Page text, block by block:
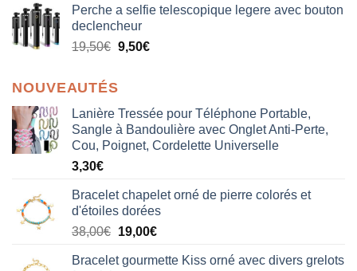
Perche a selfie telescopique legere avec bouton
declencheur
19,50€ 9,50€
NOUVEAUTÉS
Lanière Tressée pour Téléphone Portable,
Sangle à Bandoulière avec Onglet Anti-Perte,
Cou, Poignet, Cordelette Universelle
3,30€
Bracelet chapelet orné de pierre colorés et
d'étoiles dorées
38,00€ Le
initial
19,00€Le
actuel
Bracelet gourmette Kiss orné avec divers grelots